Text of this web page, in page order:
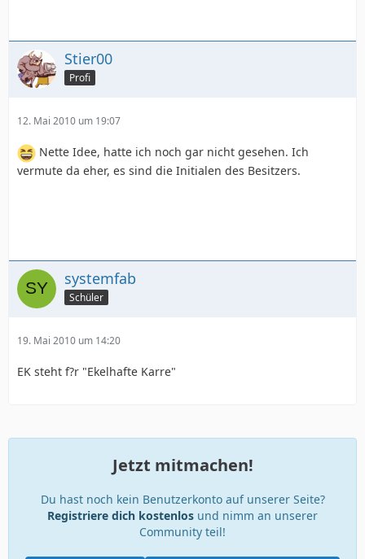
Stier00
Profi
12. Mai 2010 um 19:07
Nette Idee, hatte ich noch gar nicht gesehen. Ich
vermute da eher, es sind die Initialen des Besitzers.
systemfab
Schüler
19. Mai 2010 um 14:20
EK steht f?r "Ekelhafte Karre"
Jetzt mitmachen!
Du hast noch kein Benutzerkonto auf unserer Seite?
Registriere dich kostenlos und nimm an unserer
Community teil!